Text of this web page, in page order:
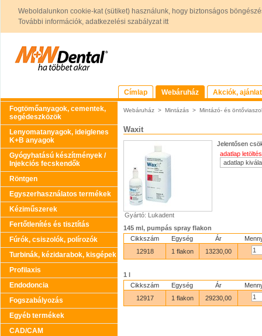
Weboldalunkon cookie-kat (sütiket) használunk, hogy biztonságos
További információk, adatkezelési szabályzat itt
Címlap Webáruház
Akciók,
Fogtömőanyagok, cementek,
segédeszközök
Lenyomatanyagok, ideiglenes
K+B anyagok
Gyógyhatású készítmények /
Injekciós fecskendők
Röntgen
Egyszerhasználatos termékek
Kéziműszerek
Fertőtlenítés és tisztítás
Fúrók, csiszolók, polírozók
Turbinák, kézidarabok, kisgépek
Profilaxis
Endodoncia
Fogszabályozás
Egyéb termékek
CAD/CAM
Webáruház > Mintázás > Mintázó- és
Waxit
Gyártó: Lukadent
Jelentősen
adatlap
145 ml, pumpás spray flakon
Cikkszám
Egység Ár
12918
1 flakon 13230,00
1 l
Cikkszám
Egység Ár
12917
1 flakon 29230,00